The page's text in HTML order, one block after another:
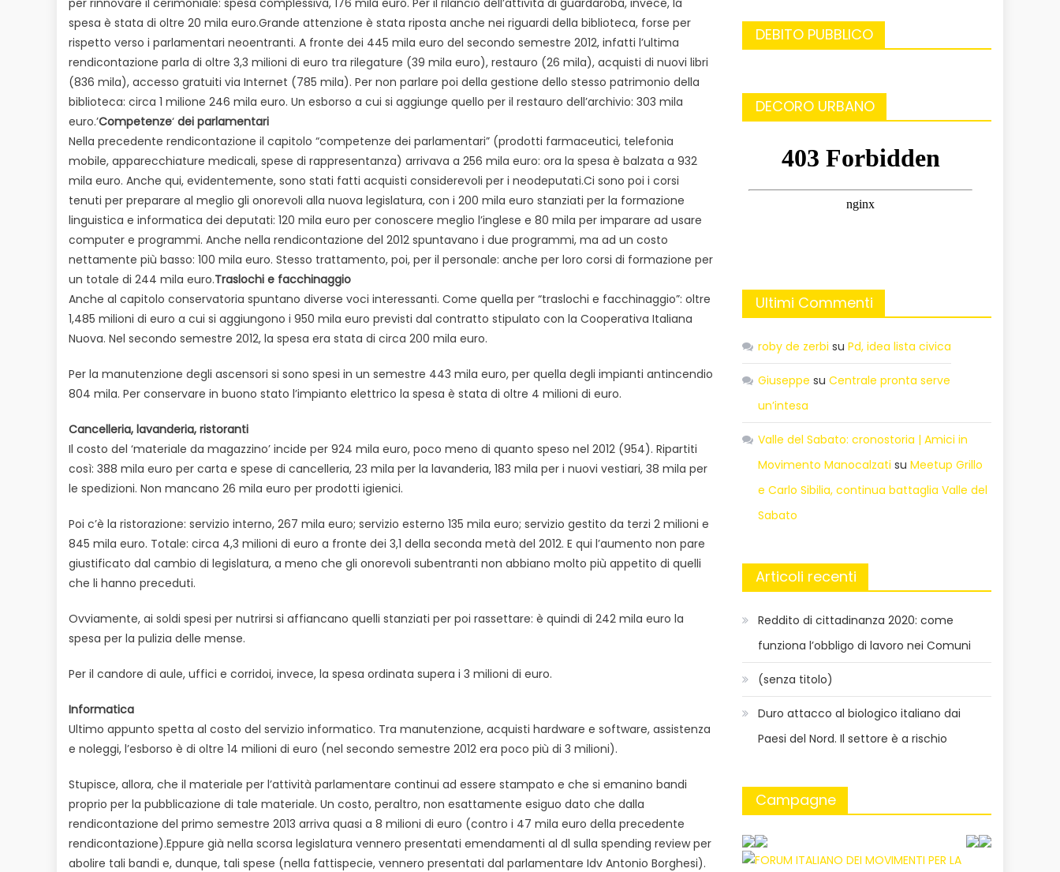
spesa è stata di oltre 20 mila euro.Grande attenzione è stata riposta anche nei riguardi della biblioteca, forse per
rispetto verso i parlamentari neoentranti. A fronte dei 445 mila euro del secondo semestre 2012, infatti l’ultima
rendicontazione parla di oltre 3,3 milioni di euro tra rilegature (39 mila euro), restauro (26 mila), acquisti di nuovi libri
(836 mila), accesso gratuiti via Internet (785 mila). Per non parlare poi della gestione dello stesso patrimonio della
biblioteca: circa 1 milione 246 mila euro. Un esborso a cui si aggiunge quello per il restauro dell’archivio: 303 mila
euro.’Competenze‘ dei parlamentari
Nella precedente rendicontazione il capitolo “competenze dei parlamentari” (prodotti farmaceutici, telefonia
mobile, apparecchiature medicali, spese di rappresentanza) arrivava a 256 mila euro: ora la spesa è balzata a 932
mila euro. Anche qui, evidentemente, sono stati fatti acquisti considerevoli per i neodeputati.Ci sono poi i corsi
tenuti per preparare al meglio gli onorevoli alla nuova legislatura, con i 200 mila euro stanziati per la formazione
linguistica e informatica dei deputati: 120 mila euro per conoscere meglio l’inglese e 80 mila per imparare ad usare
computer e programmi. Anche nella rendicontazione del 2012 spuntavano i due programmi, ma ad un costo
nettamente più basso: 100 mila euro. Stesso trattamento, poi, per il personale: anche per loro corsi di formazione per
un totale di 244 mila euro.Traslochi e facchinaggio
Anche al capitolo conservatoria spuntano diverse voci interessanti. Come quella per “traslochi e facchinaggio”: oltre
1,485 milioni di euro a cui si aggiungono i 950 mila euro previsti dal contratto stipulato con la Cooperativa Italiana
Nuova. Nel secondo semestre 2012, la spesa era stata di circa 200 mila euro.
Per la manutenzione degli ascensori si sono spesi in un semestre 443 mila euro, per quella degli impianti antincendio
804 mila. Per conservare in buono stato l’impianto elettrico la spesa è stata di oltre 4 milioni di euro.
Cancelleria, lavanderia, ristoranti
Il costo del ‘materiale da magazzino’ incide per 924 mila euro, poco meno di quanto speso nel 2012 (954). Ripartiti
così: 388 mila euro per carta e spese di cancelleria, 23 mila per la lavanderia, 183 mila per i nuovi vestiari, 38 mila per
le spedizioni. Non mancano 26 mila euro per prodotti igienici.
Poi c’è la ristorazione: servizio interno, 267 mila euro; servizio esterno 135 mila euro; servizio gestito da terzi 2 milioni e
845 mila euro. Totale: circa 4,3 milioni di euro a fronte dei 3,1 della seconda metà del 2012. E qui l’aumento non pare
giustificato dal cambio di legislatura, a meno che gli onorevoli subentranti non abbiano molto più appetito di quelli
che li hanno preceduti.
Ovviamente, ai soldi spesi per nutrirsi si affiancano quelli stanziati per poi rassettare: è quindi di 242 mila euro la
spesa per la pulizia delle mense.
Per il candore di aule, uffici e corridoi, invece, la spesa ordinata supera i 3 milioni di euro.
Informatica
Ultimo appunto spetta al costo del servizio informatico. Tra manutenzione, acquisti hardware e software, assistenza
e noleggi, l’esborso è di oltre 14 milioni di euro (nel secondo semestre 2012 era poco più di 3 milioni).
Stupisce, allora, che il materiale per l’attività parlamentare continui ad essere stampato e che si emanino bandi
proprio per la pubblicazione di tale materiale. Un costo, peraltro, non esattamente esiguo dato che dalla
rendicontazione del primo semestre 2013 arriva quasi a 8 milioni di euro (contro i 47 mila euro della precedente
rendicontazione).Eppure già nella scorsa legislatura vennero presentati emendamenti al dl sulla spending review per
abolire tali bandi e, dunque, tali spese (nella fattispecie, vennero presentati dal parlamentare Idv Antonio Borghesi).
DEBITO PUBBLICO
DECORO URBANO
Ultimi Commenti
roby de zerbi suPd, idea lista civica
Giuseppe suCentrale pronta serve
un’intesa
Valle del Sabato: cronostoria | Amici in
Movimento Manocalzati suMeetup Grillo
e Carlo Sibilia, continua battaglia Valle del
Sabato
Articoli recenti
Reddito di cittadinanza 2020: come
funziona l’obbligo di lavoro nei Comuni
(senza titolo)
Duro attacco al biologico italiano dai
Paesi del Nord. Il settore è a rischio
Campagne